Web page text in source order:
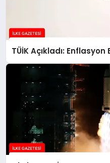
TÜİK Açıkladı: